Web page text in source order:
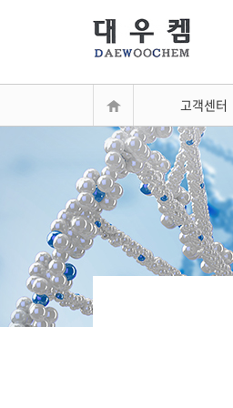
고객센터